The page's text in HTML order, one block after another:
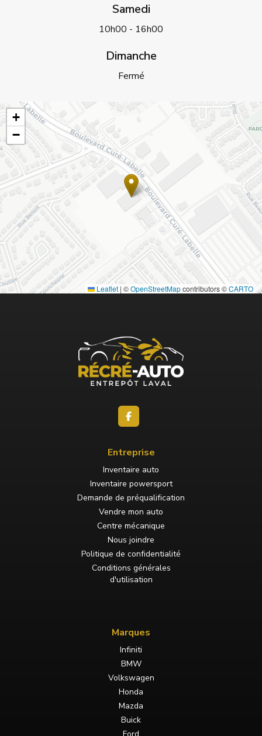
Samedi
10h00 - 16h00
Dimanche
Fermé
+
−
Leaflet | ©OpenStreetMapcontributors ©CARTO
Entreprise
Inventaire auto
Inventaire powersport
Demande de préqualification
Vendre mon auto
Centre mécanique
Nous joindre
Politique de confidentialité
Conditions générales
d'utilisation
Marques
Infiniti
BMW
Volkswagen
Honda
Mazda
Buick
Ford